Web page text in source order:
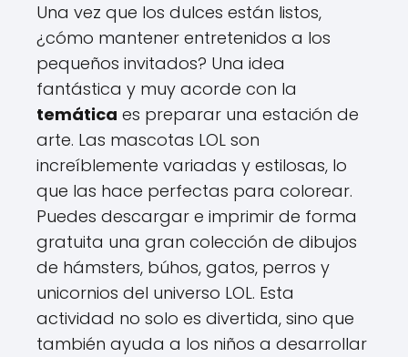
Una vez que los dulces están listos,
¿cómo mantener entretenidos a los
pequeños invitados? Una idea
fantástica y muy acorde con la
temática es preparar una estación de
arte. Las mascotas LOL son
increíblemente variadas y estilosas, lo
que las hace perfectas para colorear.
Puedes descargar e imprimir de forma
gratuita una gran colección de dibujos
de hámsters, búhos, gatos, perros y
unicornios del universo LOL. Esta
actividad no solo es divertida, sino que
también ayuda a los niños a desarrollar